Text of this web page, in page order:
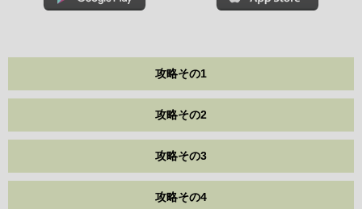
攻略その1
攻略その2
攻略その3
攻略その4